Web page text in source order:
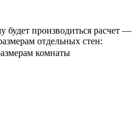
будет производиться расчет —
отдельных стен:
комнаты